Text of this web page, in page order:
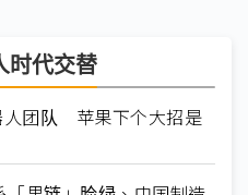
时代交替
人团队 苹果下个大招是